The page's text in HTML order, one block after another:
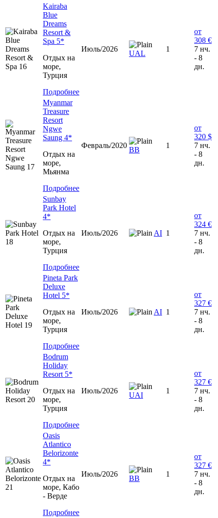
Kairaba
Blue
Dreams
Resort &
Spa 5*
Отдых на
море,
Турция
Подробнее
Июль/2026
UAL
1
от
308 €
7 нч.
- 8
дн.
Myanmar
Treasure
Resort
Ngwe
Saung 4*
Отдых на
море,
Мьянма
Подробнее
Февраль/2020
BB
1
от
320 $
7 нч.
- 8
дн.
Sunbay
Park Hotel
4*
Отдых на
море,
Турция
Подробнее
Июль/2026 AI 1
от
324 €
7 нч.
- 8
дн.
Pineta Park
Deluxe
Hotel 5*
Отдых на
море,
Турция
Подробнее
Июль/2026 AI 1
от
327 €
7 нч.
- 8
дн.
Bodrum
Holiday
Resort 5*
Отдых на
море,
Турция
Подробнее
Июль/2026
UAI
1
от
327 €
7 нч.
- 8
дн.
Oasis
Atlantico
Belorizonte
4*
Отдых на
море, Кабо
- Верде
Подробнее
Июль/2026
ВВ
1
от
327 €
7 нч.
- 8
дн.